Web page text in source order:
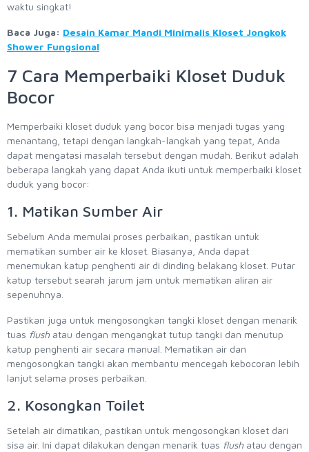
waktu singkat!
Baca Juga: Desain Kamar Mandi Minimalis Kloset Jongkok
Shower Fungsional
7 Cara Memperbaiki Kloset Duduk
Bocor
Memperbaiki kloset duduk yang bocor bisa menjadi tugas yang
menantang, tetapi dengan langkah-langkah yang tepat, Anda
dapat mengatasi masalah tersebut dengan mudah. Berikut adalah
beberapa langkah yang dapat Anda ikuti untuk memperbaiki kloset
duduk yang bocor:
1. Matikan Sumber Air
Sebelum Anda memulai proses perbaikan, pastikan untuk
mematikan sumber air ke kloset. Biasanya, Anda dapat
menemukan katup penghenti air di dinding belakang kloset. Putar
katup tersebut searah jarum jam untuk mematikan aliran air
sepenuhnya.
Pastikan juga untuk mengosongkan tangki kloset dengan menarik
tuas flush atau dengan mengangkat tutup tangki dan menutup
katup penghenti air secara manual. Mematikan air dan
mengosongkan tangki akan membantu mencegah kebocoran lebih
lanjut selama proses perbaikan.
2. Kosongkan Toilet
Setelah air dimatikan, pastikan untuk mengosongkan kloset dari
sisa air. Ini dapat dilakukan dengan menarik tuas flush atau dengan